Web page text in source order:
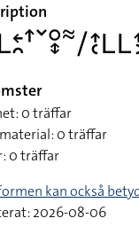
0 träffar
0 träffar
0 träffar
kan också
2026-08-06